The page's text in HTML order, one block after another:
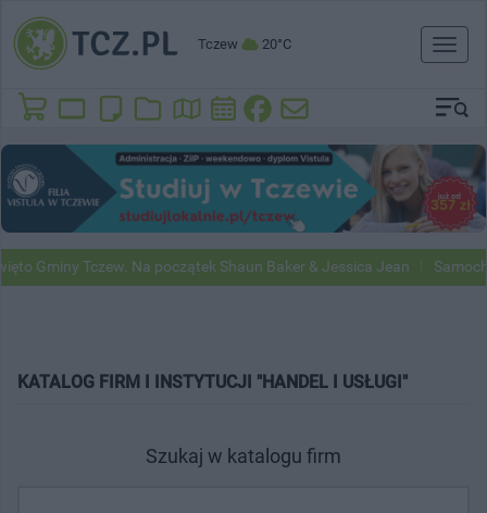
Tczew 20°C
Toggle
Gminy Tczew. Na początek Shaun Baker & Jessica Jean
KATALOG FIRM I INSTYTUCJI "HANDEL I USŁUGI"
Szukaj w katalogu firm